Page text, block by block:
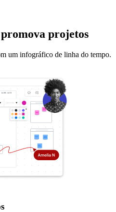
projetos
um infográfico de linha do tempo.